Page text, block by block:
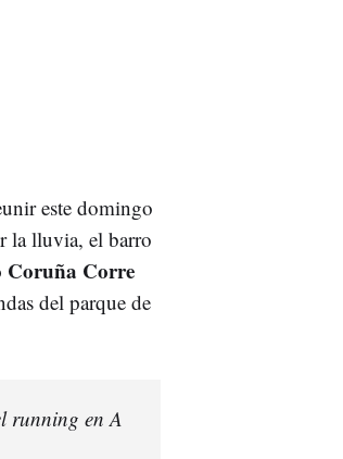
este domingo
la lluvia, el barro
Coruña Corre
del parque de
running en A